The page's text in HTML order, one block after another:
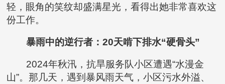
轻，眼角的笑纹却盛满星光，看得出她非常喜欢这
份工作。
暴雨中的逆行者：20天啃下排水“硬骨头”
2024年秋汛，抗旱服务队小区遭遇“水漫金
山”。那几天，遇到暴风雨天气，小区污水外溢、